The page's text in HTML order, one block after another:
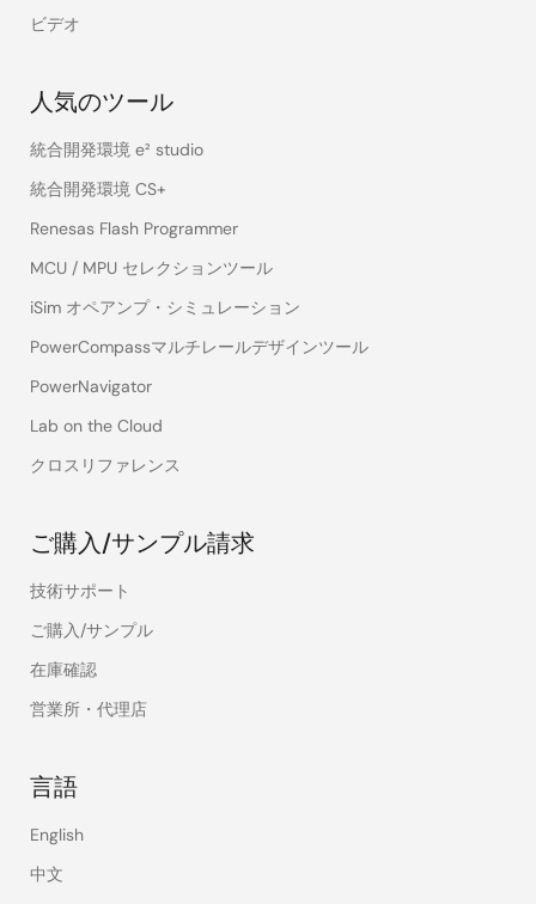
ビデオ
人気のツール
統合開発環境 e² studio
統合開発環境 CS+
Renesas Flash Programmer
MCU / MPU セレクションツール
iSim オペアンプ・シミュレーション
PowerCompassマルチレールデザインツール
PowerNavigator
Lab on the Cloud
クロスリファレンス
ご購入/サンプル請求
技術サポート
ご購入/サンプル
在庫確認
営業所・代理店
言語
English
中文